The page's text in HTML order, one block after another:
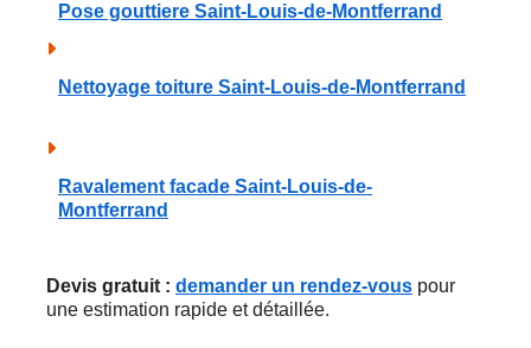
Pose gouttiere Saint-Louis-de-Montferrand
Nettoyage toiture Saint-Louis-de-Montferrand
Ravalement facade Saint-Louis-de-
Montferrand
Devis gratuit : demander un rendez-vous pour
une estimation rapide et détaillée.